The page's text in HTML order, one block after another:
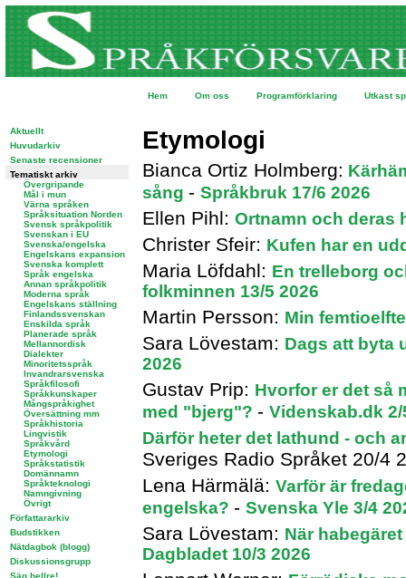
Hem Om oss Programförklaring Utkast
Aktuellt
Huvudarkiv
Senaste recensioner
Tematiskt arkiv
Övergripande
Mål i mun
Värna språken
Språksituation Norden
Svensk språkpolitik
Svenskan i EU
Svenska/engelska
Engelskans expansion
Svenska komplett
Språk engelska
Annan språkpolitik
Moderna språk
Engelskans ställning
Finlandssvenskan
Enskilda språk
Planerade språk
Mellannordisk
Dialekter
Minoritetsspråk
Invandrarsvenska
Språkfilosofi
Språkkunskaper
Mångspråkighet
Översättning mm
Språkhistoria
Lingvistik
Språkvård
Etymologi
Språkstatistik
Domännamn
Språkteknologi
Namngivning
Övrigt
Författararkiv
Budstikken
Nätdagbok (blogg)
Diskussionsgrupp
Säg hellre!
Etymologi
Bianca Ortiz Holmberg:
sång - Språkbruk 17/6 2026
Ellen Pihl: Ortnamn och deras
Christer Sfeir: Kufen har en
Maria Löfdahl: En trelleborg
folkminnen 13/5 2026
Martin Persson: Min
Sara Lövestam: Dags att byta
2026
Gustav Prip: Hvorfor er det så
med "bjerg"? - Videnskab.dk 2/
Därför heter det lathund - och
Sveriges Radio Språket 20/4
Lena Härmälä: Varför är
engelska? - Svenska Yle 3/4
Sara Lövestam: När
Dagbladet 10/3 2026